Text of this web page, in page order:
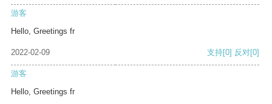
游客
Hello, Greetings fr
2022-02-09 支持[0] 反对[0]
游客
Hello, Greetings fr